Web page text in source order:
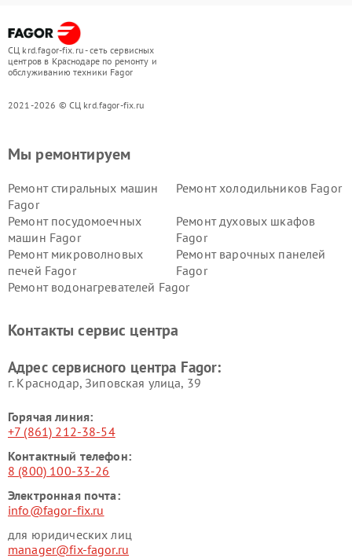
СЦ krd.fagor-fix.ru - сеть сервисных
центров в Краснодаре по ремонту и
обслуживанию техники Fagor
2021-2026 © СЦ krd.fagor-fix.ru
Мы ремонтируем
Ремонт стиральных машин
Fagor
Ремонт холодильников Fagor
Ремонт посудомоечных
машин Fagor
Ремонт духовых шкафов
Fagor
Ремонт микроволновых
печей Fagor
Ремонт варочных панелей
Fagor
Ремонт водонагревателей Fagor
Контакты сервис центра
Адрес сервисного центра Fagor:
г. Краснодар, Зиповская улица, 39
Горячая линия:
+7 (861) 212-38-54
Контактный телефон:
8 (800) 100-33-26
Электронная почта:
info@fagor-fix.ru
для юридических лиц
manager@fix-fagor.ru